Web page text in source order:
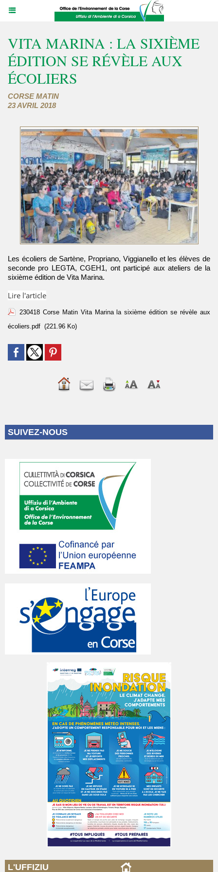
VITA MARINA : LA SIXIÈME
ÉDITION SE RÉVÈLE AUX
ÉCOLIERS
CORSE MATIN
23 AVRIL 2018
Les écoliers de Sartène, Propriano, Viggianello et les élèves de
seconde pro LEGTA, CGEH1, ont participé aux ateliers de la
sixième édition de Vita Marina.
Lire l'article
230418 Corse Matin Vita Marina la sixième édition se révèle aux
écoliers.pdf (221.96 Ko)
SUIVEZ-NOUS
L'UFFIZIU